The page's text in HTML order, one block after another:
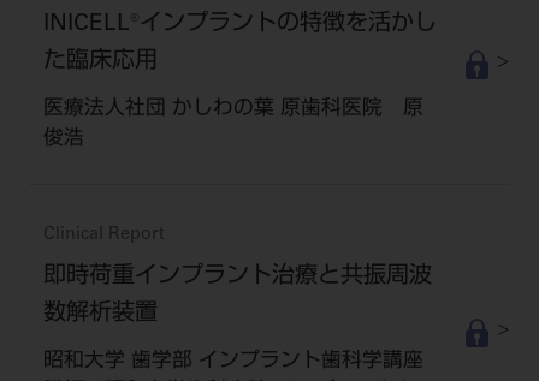
INICELL®インプラントの特徴を活かし
た臨床応用
医療法人社団 かしわの葉 原歯科医院 原
俊浩
Clinical Report
即時荷重インプラント治療と共振周波
数解析装置
昭和大学 歯学部 インプラント歯科学講座